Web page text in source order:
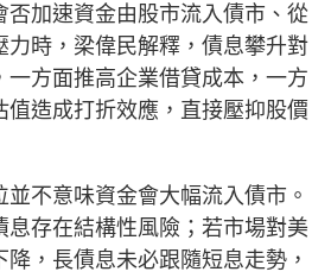
否加速資金由股市流入債市、從
力時，梁偉民解釋，債息攀升對
一方面推高企業借貸成本，一方
值造成打折效應，直接壓抑股價
不意味資金會大幅流入債市。
息存在結構性風險；若市場對美
降，長債息未必跟隨短息走勢，